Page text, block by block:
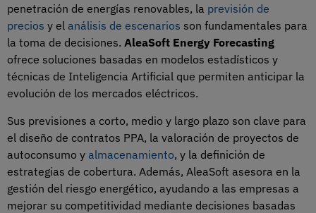
penetración de energías renovables, la previsión de
precios y el análisis de escenarios son fundamentales para
la toma de decisiones. AleaSoft Energy Forecasting
ofrece soluciones basadas en modelos estadísticos y
técnicas de Inteligencia Artificial que permiten anticipar la
evolución de los mercados eléctricos.
Sus previsiones a corto, medio y largo plazo son clave para
el diseño de contratos PPA, la valoración de proyectos de
autoconsumo y almacenamiento, y la definición de
estrategias de cobertura. Además, AleaSoft asesora en la
gestión del riesgo energético, ayudando a las empresas a
mejorar su competitividad mediante decisiones basadas